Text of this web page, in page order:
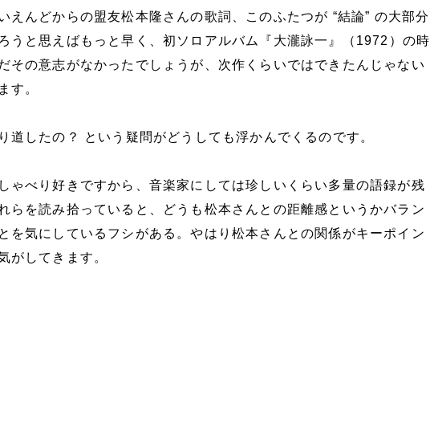
えんどからの盟友松本隆さんの歌詞、このふたつが “結論” の大部分
うと思えばもっと早く、初ソロアルバム『大瀧詠一』（1972）の時
その意志がなかったでしょうが、次作くらいではできたんじゃない
す。
道したの？ という疑問がどうしても浮かんでくるのです。
ゃべり好きですから、音楽家にしては珍しいくらい多量の語録が残
らを読み拾っていると、どうも松本さんとの距離感というかバラン
を気にしているフシがある。やはり松本さんとの関係がキーポイン
がしてきます。